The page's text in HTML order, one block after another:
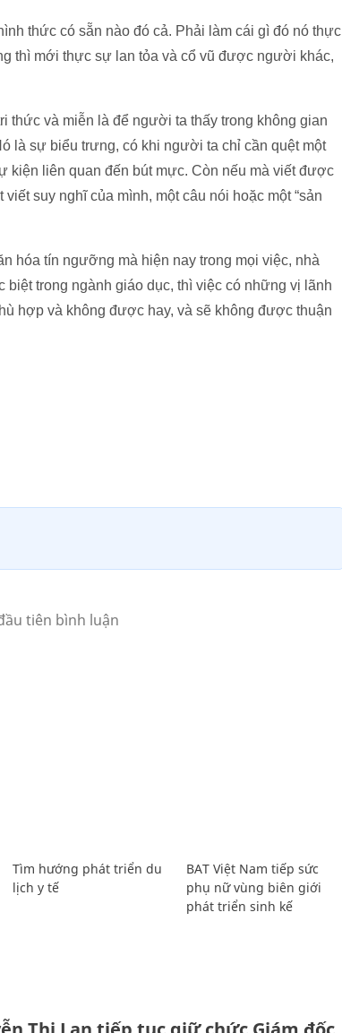
thức có sẵn nào đó cả. Phải làm cái gì đó nó thực
thì mới thực sự lan tỏa và cổ vũ được người khác,
thức và miễn là để người ta thấy trong không gian
là sự biểu trưng, có khi người ta chỉ cần quệt một
kiện liên quan đến bút mực. Còn nếu mà viết được
suy nghĩ của mình, một câu nói hoặc một “sản
hóa tín ngưỡng mà hiện nay trong mọi việc, nhà
trong ngành giáo dục, thì việc có những vị lãnh
hợp và không được hay, và sẽ không được thuận
Tìm hướng phát triển du
lịch y tế
BAT Việt Nam tiếp sức
phụ nữ vùng biên giới
phát triển sinh kế